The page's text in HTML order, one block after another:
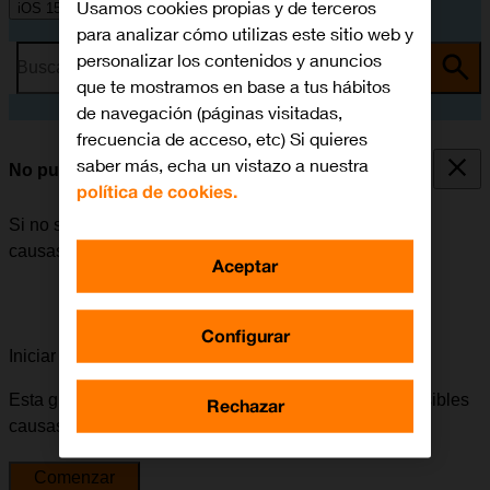
iOS 15.0
Busca por problema o tema
No puedo encender mi móvil
Si no se puede encender el móvil, puede haber varias
causas posibles al problema.
Iniciar la guía para solucionar tu problema
Esta guía te va a conducir a través de una serie de posibles
causas y soluciones al problema.
Comenzar
Usamos cookies propias y de terceros
para analizar cómo utilizas este sitio web y
personalizar los contenidos y anuncios
que te mostramos en base a tus hábitos
de navegación (páginas visitadas,
frecuencia de acceso, etc) Si quieres
saber más, echa un vistazo a nuestra
política de cookies.
Configurar
Rechazar
Aceptar